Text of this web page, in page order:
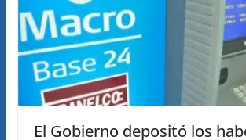
El Gobierno depositó los